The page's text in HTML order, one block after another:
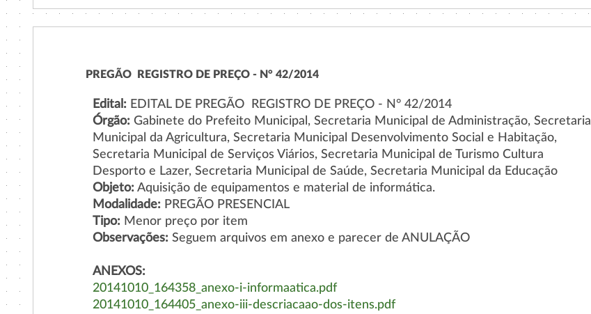
PREGÃO  REGISTRO DE PREÇO - N° 42/2014
Edital:EDITAL DE PREGÃO  REGISTRO DE PREÇO - N° 42/2014
Órgão:Gabinete do Prefeito Municipal, Secretaria Municipal de Administração, Secretaria
Municipal da Agricultura, Secretaria Municipal Desenvolvimento Social e Habitação,
Secretaria Municipal de Serviços Viários, Secretaria Municipal de Turismo Cultura
Desporto e Lazer, Secretaria Municipal de Saúde, Secretaria Municipal da Educação
Objeto:Aquisição de equipamentos e material de informática.
Modalidade:PREGÃO PRESENCIAL
Tipo:Menor preço por item
Observações:Seguem arquivos em anexo e parecer de ANULAÇÃO
ANEXOS:
20141010_164358_anexo-i-informaatica.pdf
20141010_164405_anexo-iii-descriacaao-dos-itens.pdf